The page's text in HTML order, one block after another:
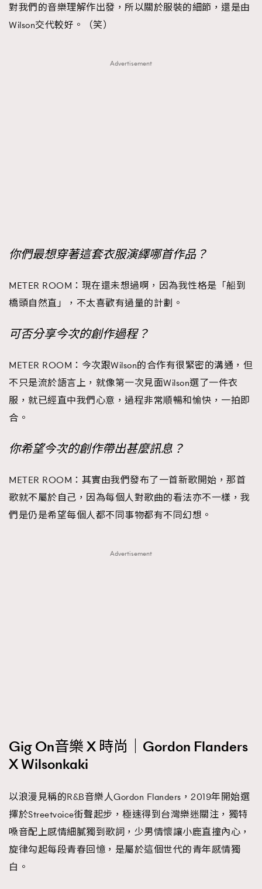
對我們的音樂理解作出發，所以關於服裝的細節，還是由
Wilson交代較好。（笑）
Advertisement
你們最想穿著這套衣服演繹哪首作品？
METER ROOM：現在還未想過啊，因為我性格是「船到
橋頭自然直」，不太喜歡有過量的計劃。
可否分享今次的創作過程？
METER ROOM：今次跟Wilson的合作有很緊密的溝通，但
不只是流於語言上，就像第一次見面Wilson選了一件衣
服，就已經直中我們心意，過程非常順暢和愉快，一拍即
合。
你希望今次的創作帶出甚麼訊息？
METER ROOM：其實由我們發布了一首新歌開始，那首
歌就不屬於自己，因為每個人對歌曲的看法亦不一樣，我
們是仍是希望每個人都不同事物都有不同幻想。
Advertisement
Gig On音樂 X 時尚｜Gordon Flanders
X Wilsonkaki
以浪漫見稱的R&B音樂人Gordon Flanders，2019年開始選
擇於Streetvoice街聲起步，極速得到台灣樂迷關注，獨特
嗓音配上感情細膩獨到歌詞，少男情懷讓小鹿直撞內心，
旋律勾起每段青春回憶，是屬於這個世代的青年感情獨
白。